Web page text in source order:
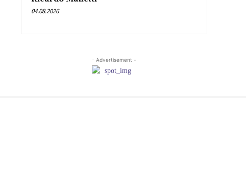
04.08.2026
- Advertisement -